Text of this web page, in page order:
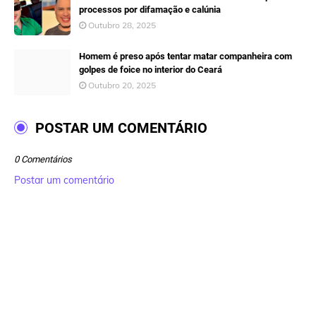
processos por difamação e calúnia
Outubro 28, 2025
Homem é preso após tentar matar companheira com
golpes de foice no interior do Ceará
Outubro 20, 2025
POSTAR UM COMENTÁRIO
0 Comentários
Postar um comentário